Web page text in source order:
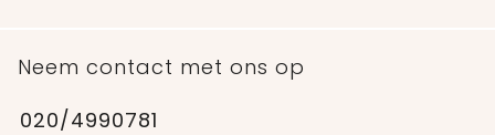
Neem contact met ons op
020/4990781